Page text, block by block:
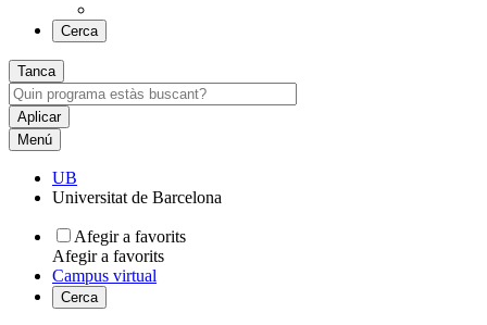
Cerca
Tanca
Menú
UB
Universitat de Barcelona
Afegir a favorits
Afegir a favorits
Campus virtual
Cerca